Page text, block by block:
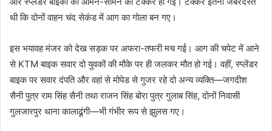
थी कि दोनों वाहन चंद सेकंड में आग का गोला बन गए।
इस भयावह मंजर को देख सड़क पर अफरा-तफरी मच गई। आग की चपेट में आने
से KTM बाइक सवार दो युवकों की मौके पर ही जलकर मौत हो गई। वहीं, स्प्लेंडर
बाइक पर सवार दंपति और वहां से मोपेड से गुजर रहे दो अन्य व्यक्ति—जगदीश
सैनी पुत्र राम सिंह सैनी तथा राजन सिंह बोरा पुत्र गुलाब सिंह, दोनों निवासी
गुलजारपुर थाना कालाढूंगी—भी गंभीर रूप से झुलस गए।